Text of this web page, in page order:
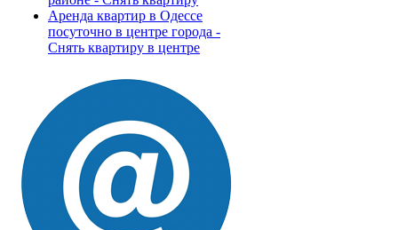
Аренда квартир в Одессе
посуточно в центре города -
Снять квартиру в центре